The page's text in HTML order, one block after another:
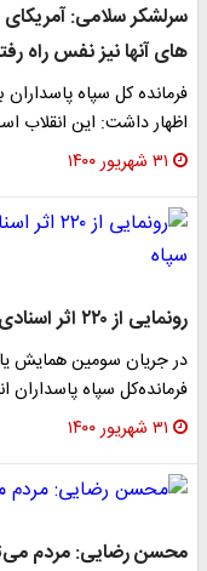
های آنها نیز نفس راه
فرمانده کل سپاه پاسداران
اظهار داشت: این انقلاب
۳۱ شهریور ۱۴۰۰
رونمایی از ۲۲۰ اثر اسنادی دفاع مقدس با حضور فرمانده‌کل سپاه
در جریان سومین همایش
فرمانده‌کل سپاه پاسداران انقلاب
۳۱ شهریور ۱۴۰۰
محسن رضایی: مردم